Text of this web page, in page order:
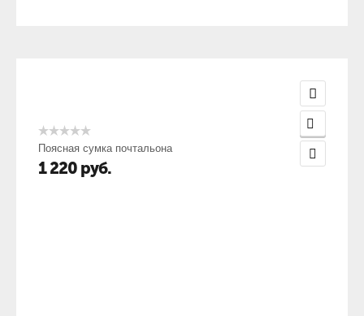
Поясная сумка почтальона
1 220 руб.